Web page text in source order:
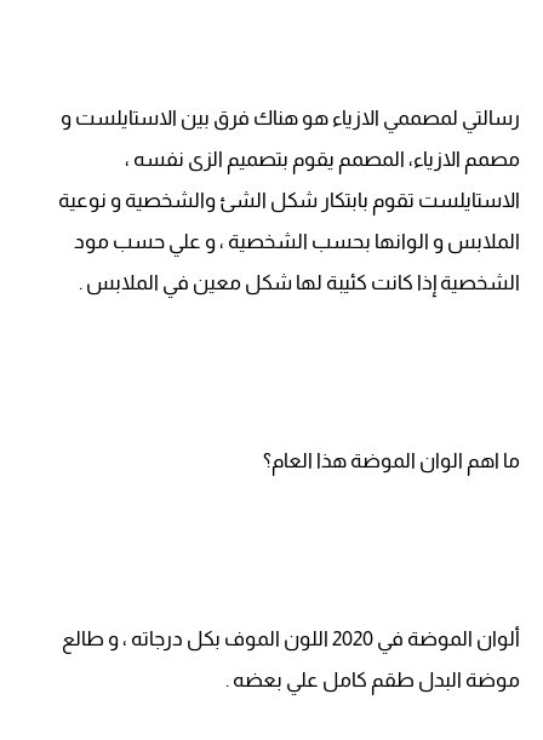
رسالتي لمصممي الازياء هو هناك فرق بين الاستايلست و
مصمم الازياء، المصمم يقوم بتصميم الزى نفسه ،
الاستايلست تقوم بابتكار شكل الشئ والشخصية و نوعية
الملابس و الوانها بحسب الشخصية ، و علي حسب مود
الشخصية إذا كانت كئيبة لها شكل معين في الملابس .
ما اهم الوان الموضة هذا العام؟
ألوان الموضة في 2020 اللون الموف بكل درجاته ، و طالع
موضة البدل طقم كامل علي بعضه .